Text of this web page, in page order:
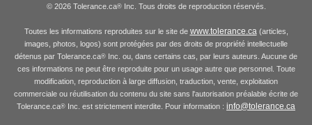
© 2026 Tolerance.ca®Inc. Tous droits de reproduction réservés.
Toutes les informations reproduites sur le site de www.tolerance.ca(articles,
images, photos, logos) sont protégées par des droits de propriété intellectuelle
détenus par Tolerance.ca® Inc. ou, dans certains cas, par leurs auteurs. Aucune de
ces informations ne peut être reproduite pour un usage autre que personnel. Toute
modification, reproduction à large diffusion, traduction, vente, exploitation
commerciale ou réutilisation du contenu du site sans l'autorisation préalable écrite de
Tolerance.ca® Inc. est strictement interdite. Pour information : info@tolerance.ca